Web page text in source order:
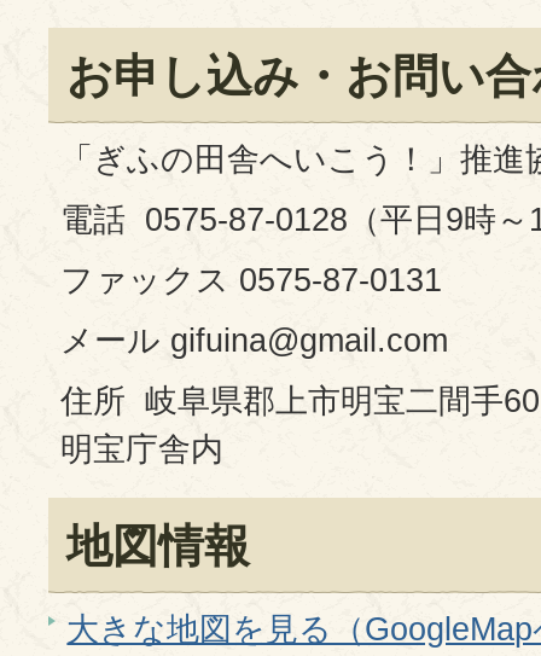
お申し込み・お問い
「ぎふの田舎へいこう！」推進
電話 0575-87-0128（平日9時～
ファックス 0575-87-0131
メール gifuina@gmail.com
住所 岐阜県郡上市明宝二間手
明宝庁舎内
地図情報
大きな地図を見る（